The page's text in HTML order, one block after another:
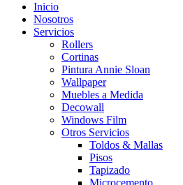
Inicio
Nosotros
Servicios
Rollers
Cortinas
Pintura Annie Sloan
Wallpaper
Muebles a Medida
Decowall
Windows Film
Otros Servicios
Toldos & Mallas
Pisos
Tapizado